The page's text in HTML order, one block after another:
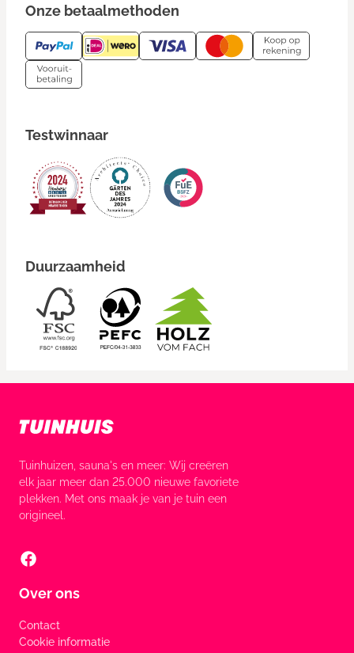
Onze betaalmethoden
Testwinnaar
Duurzaamheid
Tuinhuizen, sauna's en meer: Wij creëren
elk jaar meer dan 25.000 nieuwe favoriete
plekken. Met ons maak je van je tuin een
origineel.
Over ons
Contact
Cookie informatie